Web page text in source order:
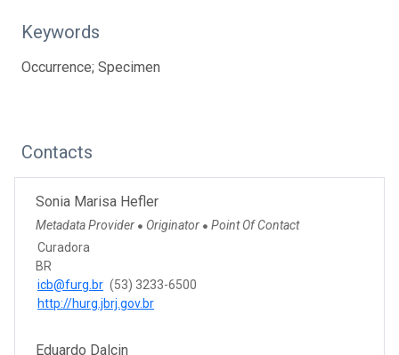
Keywords
Occurrence; Specimen
Contacts
Sonia Marisa Hefler
Metadata Provider ● Originator ● Point Of Contact
Curadora
BR
icb@furg.br (53) 3233-6500
http://hurg.jbrj.gov.br
Eduardo Dalcin